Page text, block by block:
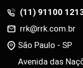
(11) 91100
rrk@rrk.com.br
São Paulo - SP
Avenida das